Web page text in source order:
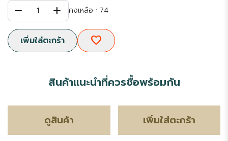
remove 1 add คงเหลือ : 74
เพิ่มใส่ตะกร้า favorite
สินค้าแนะนำที่ควรซื้อพร้อมกัน
ดูสินค้า เพิ่มใส่ตะกร้า